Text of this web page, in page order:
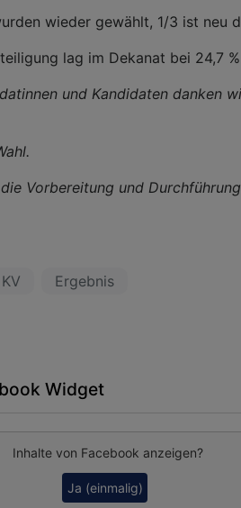
wieder gewählt, 1/3 ist neu
lag im Dekanat bei 24,7 %
und Kandidaten danken
Vorbereitung und
KV Ergebnis
Widget
Inhalte von Facebook anzeigen?
Ja (einmalig)